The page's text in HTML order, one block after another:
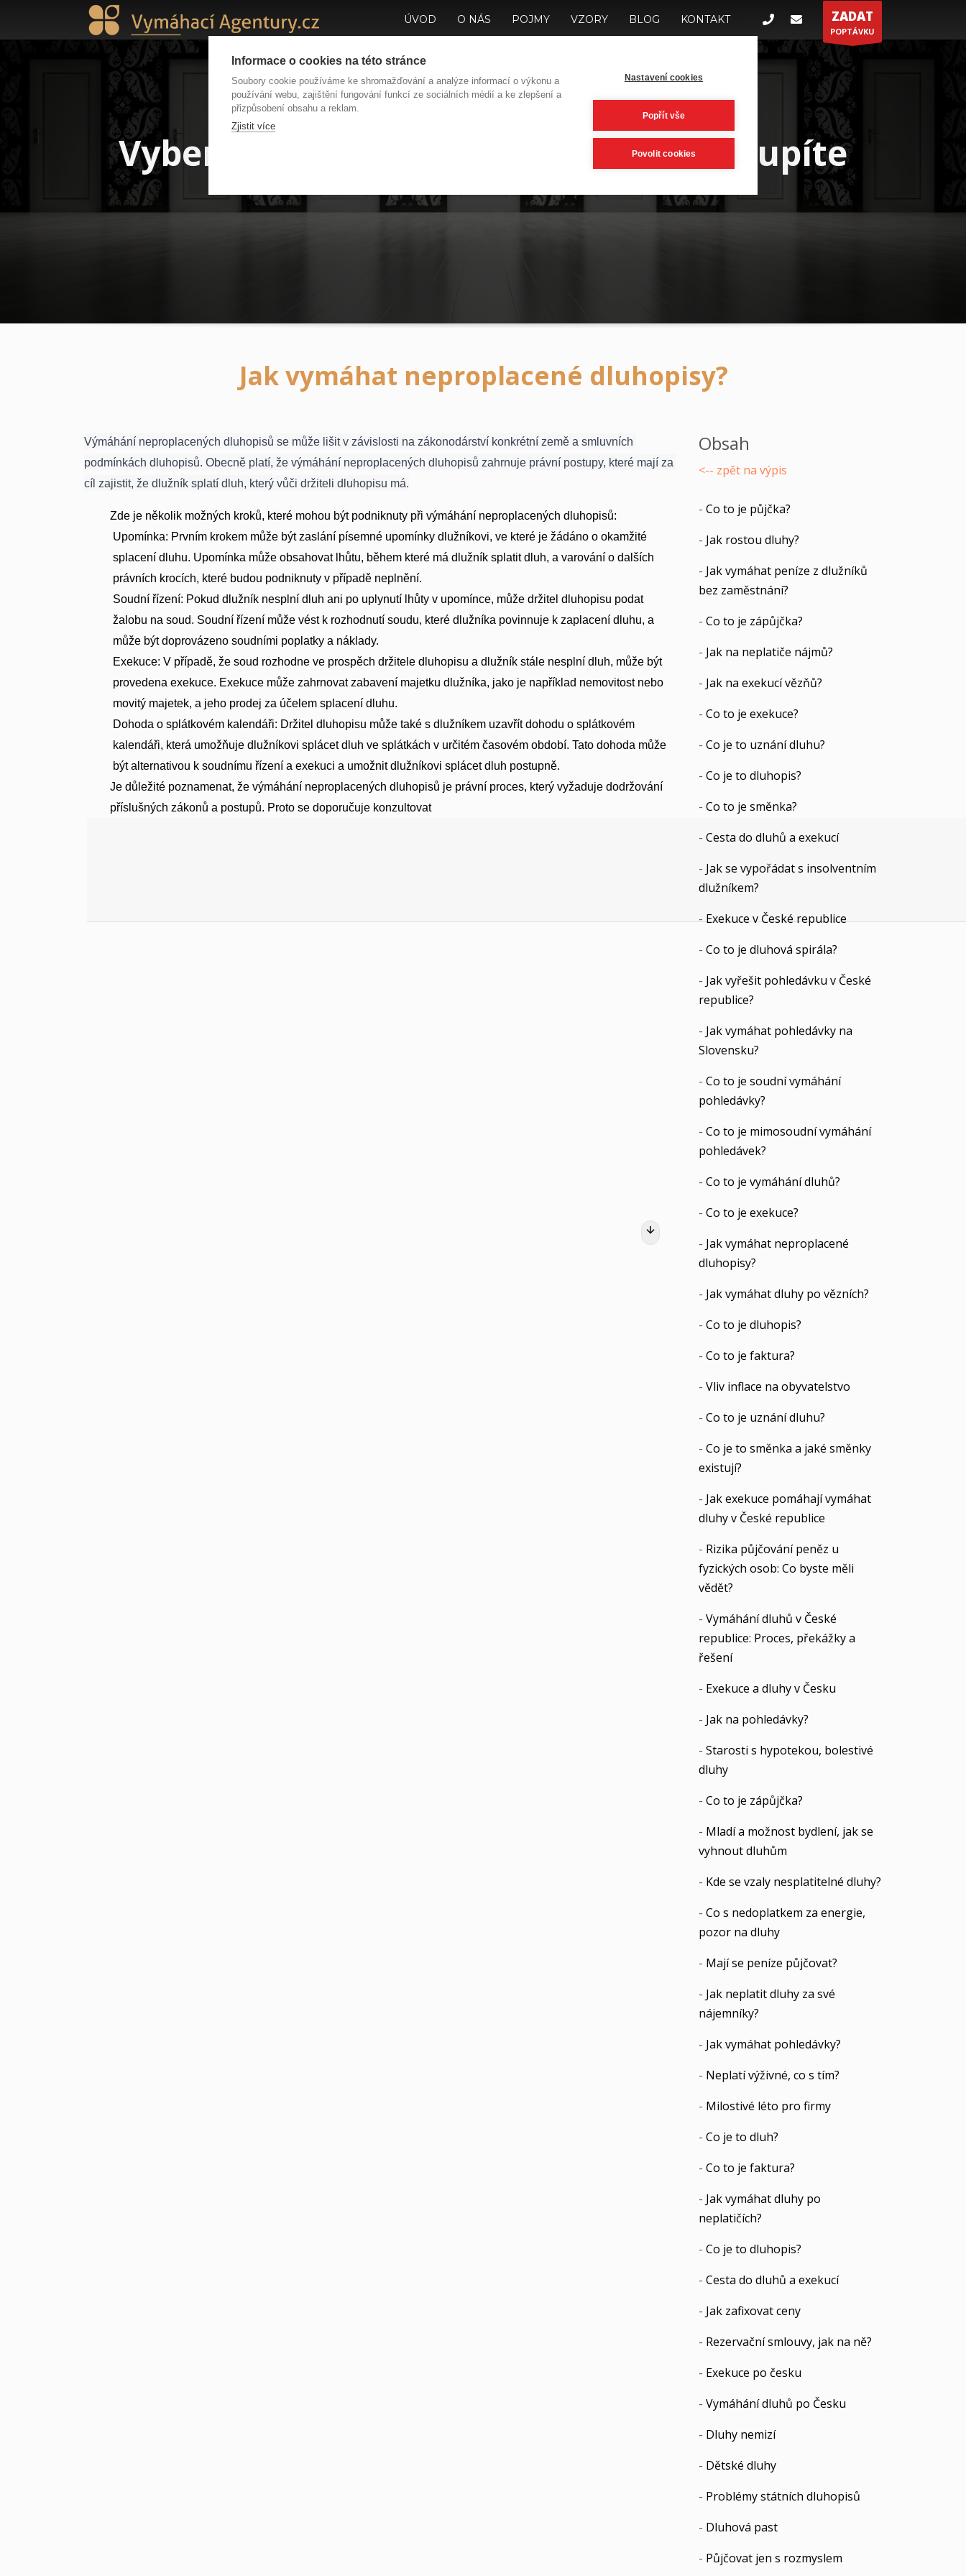
ÚVOD O NÁS POJMY VZORY BLOG KONTAKT ZADAT
POPTÁVKU
Vybereme za Vás do jakých dveří vstoupíte
Jak vymáhat neproplacené dluhopisy?
Výmáhání neproplacených dluhopisů se může lišit v závislosti na zákonodárství konkrétní země a smluvních
podmínkách dluhopisů. Obecně platí, že výmáhání neproplacených dluhopisů zahrnuje právní postupy, které mají za
cíl zajistit, že dlužník splatí dluh, který vůči držiteli dluhopisu má.
Zde je několik možných kroků, které mohou být podniknuty při výmáhání neproplacených dluhopisů:
Upomínka: Prvním krokem může být zaslání písemné upomínky dlužníkovi, ve které je žádáno o okamžité
splacení dluhu. Upomínka může obsahovat lhůtu, během které má dlužník splatit dluh, a varování o dalších
právních krocích, které budou podniknuty v případě neplnění.
Soudní řízení: Pokud dlužník nesplní dluh ani po uplynutí lhůty v upomínce, může držitel dluhopisu podat
žalobu na soud. Soudní řízení může vést k rozhodnutí soudu, které dlužníka povinnuje k zaplacení dluhu, a
může být doprovázeno soudními poplatky a náklady.
Exekuce: V případě, že soud rozhodne ve prospěch držitele dluhopisu a dlužník stále nesplní dluh, může být
provedena exekuce. Exekuce může zahrnovat zabavení majetku dlužníka, jako je například nemovitost nebo
movitý majetek, a jeho prodej za účelem splacení dluhu.
Dohoda o splátkovém kalendáři: Držitel dluhopisu může také s dlužníkem uzavřít dohodu o splátkovém
kalendáři, která umožňuje dlužníkovi splácet dluh ve splátkách v určitém časovém období. Tato dohoda může
být alternativou k soudnímu řízení a exekuci a umožnit dlužníkovi splácet dluh postupně.
Je důležité poznamenat, že výmáhání neproplacených dluhopisů je právní proces, který vyžaduje dodržování
příslušných zákonů a postupů. Proto se doporučuje konzultovat
Obsah
<-- zpět na výpis
- Co to je půjčka?
- Jak rostou dluhy?
- Jak vymáhat peníze z dlužníků
bez zaměstnání?
- Co to je zápůjčka?
- Jak na neplatiče nájmů?
- Jak na exekucí vězňů?
- Co to je exekuce?
- Co je to uznání dluhu?
- Co je to dluhopis?
- Co to je směnka?
- Cesta do dluhů a exekucí
- Jak se vypořádat s insolventním
dlužníkem?
-Exekuce v České republice
- Co to je dluhová spirála?
- Jak vyřešit pohledávku v České
republice?
- Jak vymáhat pohledávky na
Slovensku?
- Co to je soudní vymáhání
pohledávky?
- Co to je mimosoudní vymáhání
pohledávek?
- Co to je vymáhání dluhů?
- Co to je exekuce?
- Jak vymáhat neproplacené
dluhopisy?
- Jak vymáhat dluhy po vězních?
- Co to je dluhopis?
- Co to je faktura?
- Vliv inflace na obyvatelstvo
- Co to je uznání dluhu?
- Co je to směnka a jaké směnky
existují?
- Jak exekuce pomáhají vymáhat
dluhy v České republice
- Rizika půjčování peněz u
fyzických osob: Co byste měli
vědět?
- Vymáhání dluhů v České
republice: Proces, překážky a
řešení
- Exekuce a dluhy v Česku
- Jak na pohledávky?
- Starosti s hypotekou, bolestivé
dluhy
- Co to je zápůjčka?
- Mladí a možnost bydlení, jak se
vyhnout dluhům
- Kde se vzaly nesplatitelné dluhy?
- Co s nedoplatkem za energie,
pozor na dluhy
- Mají se peníze půjčovat?
- Jak neplatit dluhy za své
nájemníky?
- Jak vymáhat pohledávky?
- Neplatí výživné, co s tím?
- Milostivé léto pro firmy
- Co je to dluh?
- Co to je faktura?
- Jak vymáhat dluhy po
neplatičích?
- Co je to dluhopis?
- Cesta do dluhů a exekucí
- Jak zafixovat ceny
- Rezervační smlouvy, jak na ně?
- Exekuce po česku
- Vymáhání dluhů po Česku
- Dluhy nemizí
- Dětské dluhy
- Problémy státních dluhopisů
- Dluhová past
- Půjčovat jen s rozmyslem
Informace o cookies na této stránce
Soubory cookie používáme ke shromažďování a analýze informací o výkonu a
používání webu, zajištění fungování funkcí ze sociálních médií a ke zlepšení a
přizpůsobení obsahu a reklam.
Zjistit více
Nastavení cookies
Popřít vše
Povolit cookies